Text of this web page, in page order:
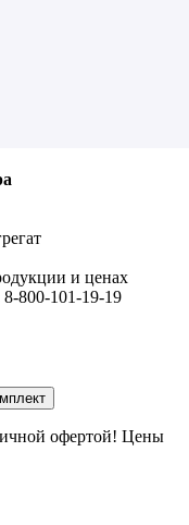
и ценах
800-101-19-19
офертой! Цены